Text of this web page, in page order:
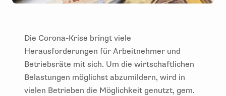
Die Corona-Krise bringt viele
Herausforderungen für Arbeitnehmer und
Betriebsräte mit sich. Um die wirtschaftlichen
Belastungen möglichst abzumildern, wird in
vielen Betrieben die Möglichkeit genutzt, gem.